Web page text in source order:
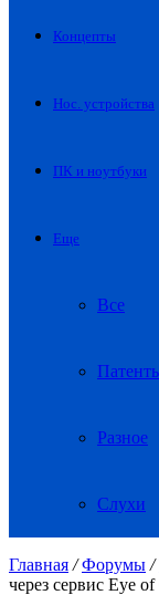
Концепты
Нос. устройства
ПК и ноутбуки
Еще
Все
Разное
Слухи
Главная / Форумы /
через сервис Eye of